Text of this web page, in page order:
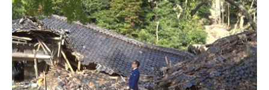
企画実現部
リクルート
会社概要